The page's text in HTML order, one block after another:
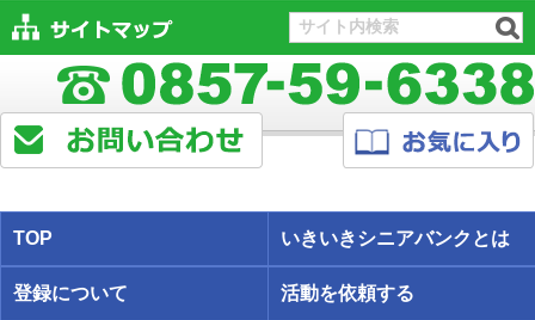
TOP いきいきシニアバンクとは
登録について 活動を依頼する